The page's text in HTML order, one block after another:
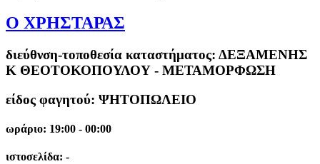
Ο ΧΡΗΣΤΑΡΑΣ
διεύθνση-τοποθεσία καταστήματος: ΔΕΞΑΜΕΝΗΣ
Κ ΘΕΟΤΟΚΟΠΟΥΛΟΥ - ΜΕΤΑΜΟΡΦΩΣΗ
είδος φαγητού: ΨΗΤΟΠΩΛΕΙΟ
ωράριο: 19:00 - 00:00
ιστοσελίδα: -